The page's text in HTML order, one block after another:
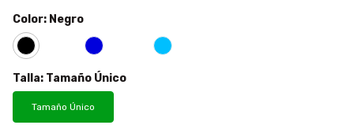
Color: Negro
Talla: Tamaño Único
Tamaño Único